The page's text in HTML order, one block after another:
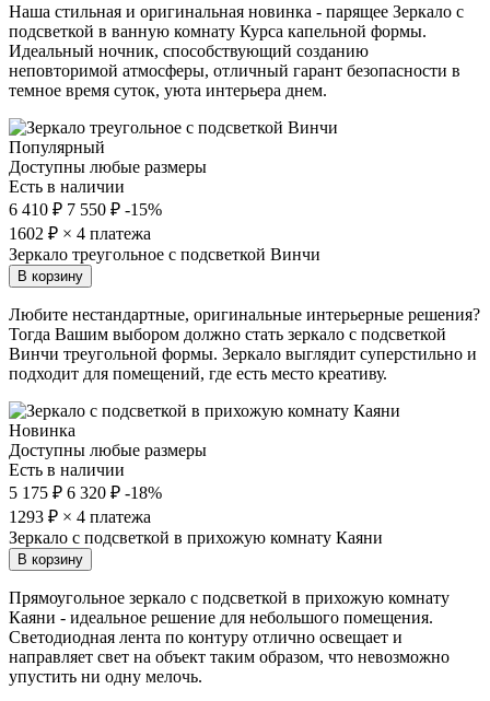
Наша стильная и оригинальная новинка - парящее Зеркало с
подсветкой в ванную комнату Курса капельной формы.
Идеальный ночник, способствующий созданию
неповторимой атмосферы, отличный гарант безопасности в
темное время суток, уюта интерьера днем.
Популярный
Доступны любые размеры
Есть в наличии
6 410 ₽ 7 550 ₽ -15%
1602 ₽ × 4 платежа
Зеркало треугольное с подсветкой Винчи
В корзину
Любите нестандартные, оригинальные интерьерные решения?
Тогда Вашим выбором должно стать зеркало с подсветкой
Винчи треугольной формы. Зеркало выглядит суперстильно и
подходит для помещений, где есть место креативу.
Новинка
Доступны любые размеры
Есть в наличии
5 175 ₽ 6 320 ₽ -18%
1293 ₽ × 4 платежа
Зеркало с подсветкой в прихожую комнату Каяни
В корзину
Прямоугольное зеркало с подсветкой в прихожую комнату
Каяни - идеальное решение для небольшого помещения.
Светодиодная лента по контуру отлично освещает и
направляет свет на объект таким образом, что невозможно
упустить ни одну мелочь.